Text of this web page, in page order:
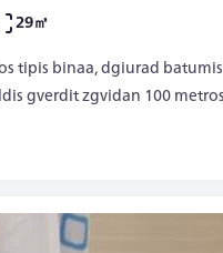
29㎡
tipis binaa, dgiurad batumis